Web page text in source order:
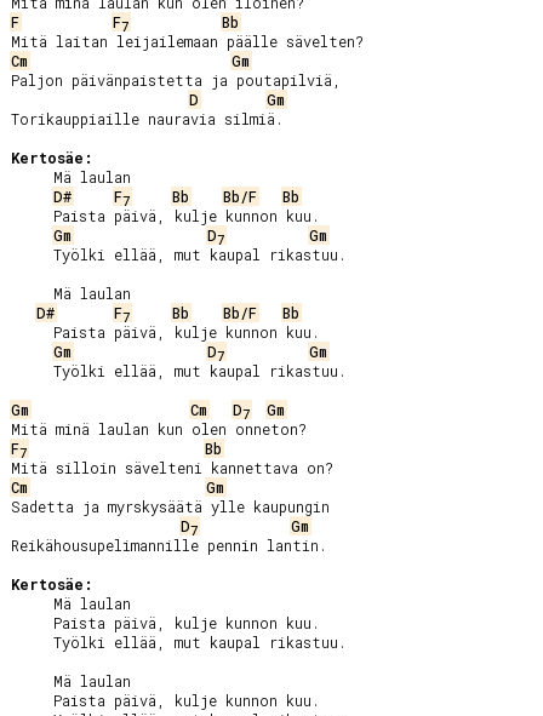
F
F7
Bb
Cm
Gm
Paljon päivänpaistetta ja poutapilviä,
D
Gm
Torikauppiaille nauravia silmiä.
Kertosäe:
D#
F7 Bb Bb/F
Bb
Gm
D7
Gm
D#
F7 Bb Bb/F
Bb
Gm
D7
Gm
Gm
Cm D7
Gm
F7
Bb
Cm
Gm
Sadetta ja myrskysäätä ylle kaupungin
D7
Gm
Reikähousupelimannille pennin lantin.
Kertosäe: